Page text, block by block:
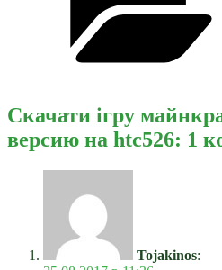
Скачати ігру
версию на htc526: 1
Tojakinos: